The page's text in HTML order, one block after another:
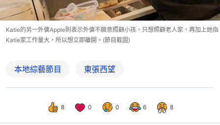
Katie的另一外傭Apple則表示外傭不願意照顧小孩，只想照顧老人家，再加上她指
Katie家工作量大，所以想立即離開。(節目截圖)
本地綜藝節目 東張西望
8 0 0 6 8